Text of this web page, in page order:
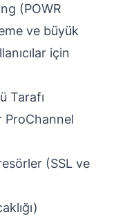
(POWR
ve büyük
için
Tarafı
ProChannel
(SSL ve